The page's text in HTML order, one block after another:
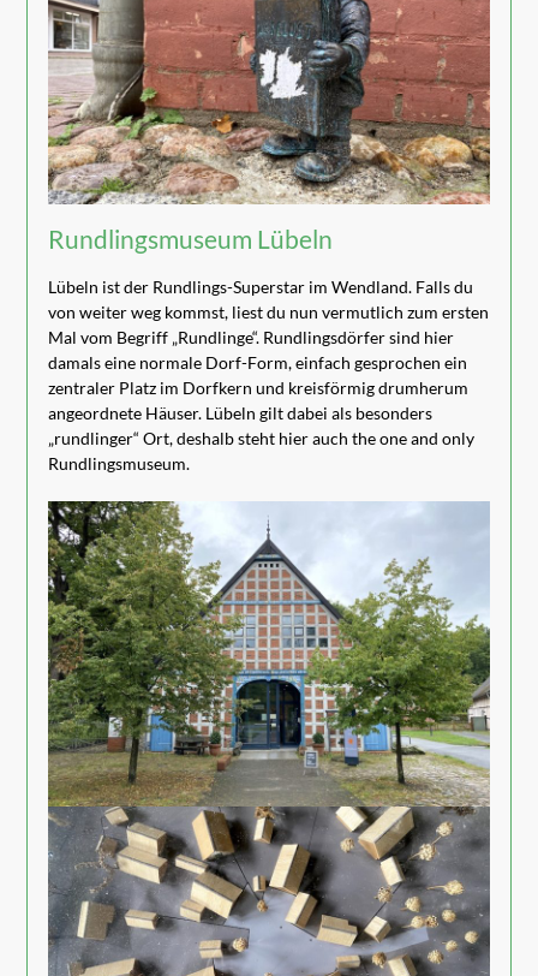
Rundlingsmuseum Lübeln
Lübeln ist der Rundlings-Superstar im Wendland. Falls du
von weiter weg kommst, liest du nun vermutlich zum ersten
Mal vom Begriff „Rundlinge“. Rundlingsdörfer sind hier
damals eine normale Dorf-Form, einfach gesprochen ein
zentraler Platz im Dorfkern und kreisförmig drumherum
angeordnete Häuser. Lübeln gilt dabei als besonders
„rundlinger“ Ort, deshalb steht hier auch the one and only
Rundlingsmuseum.